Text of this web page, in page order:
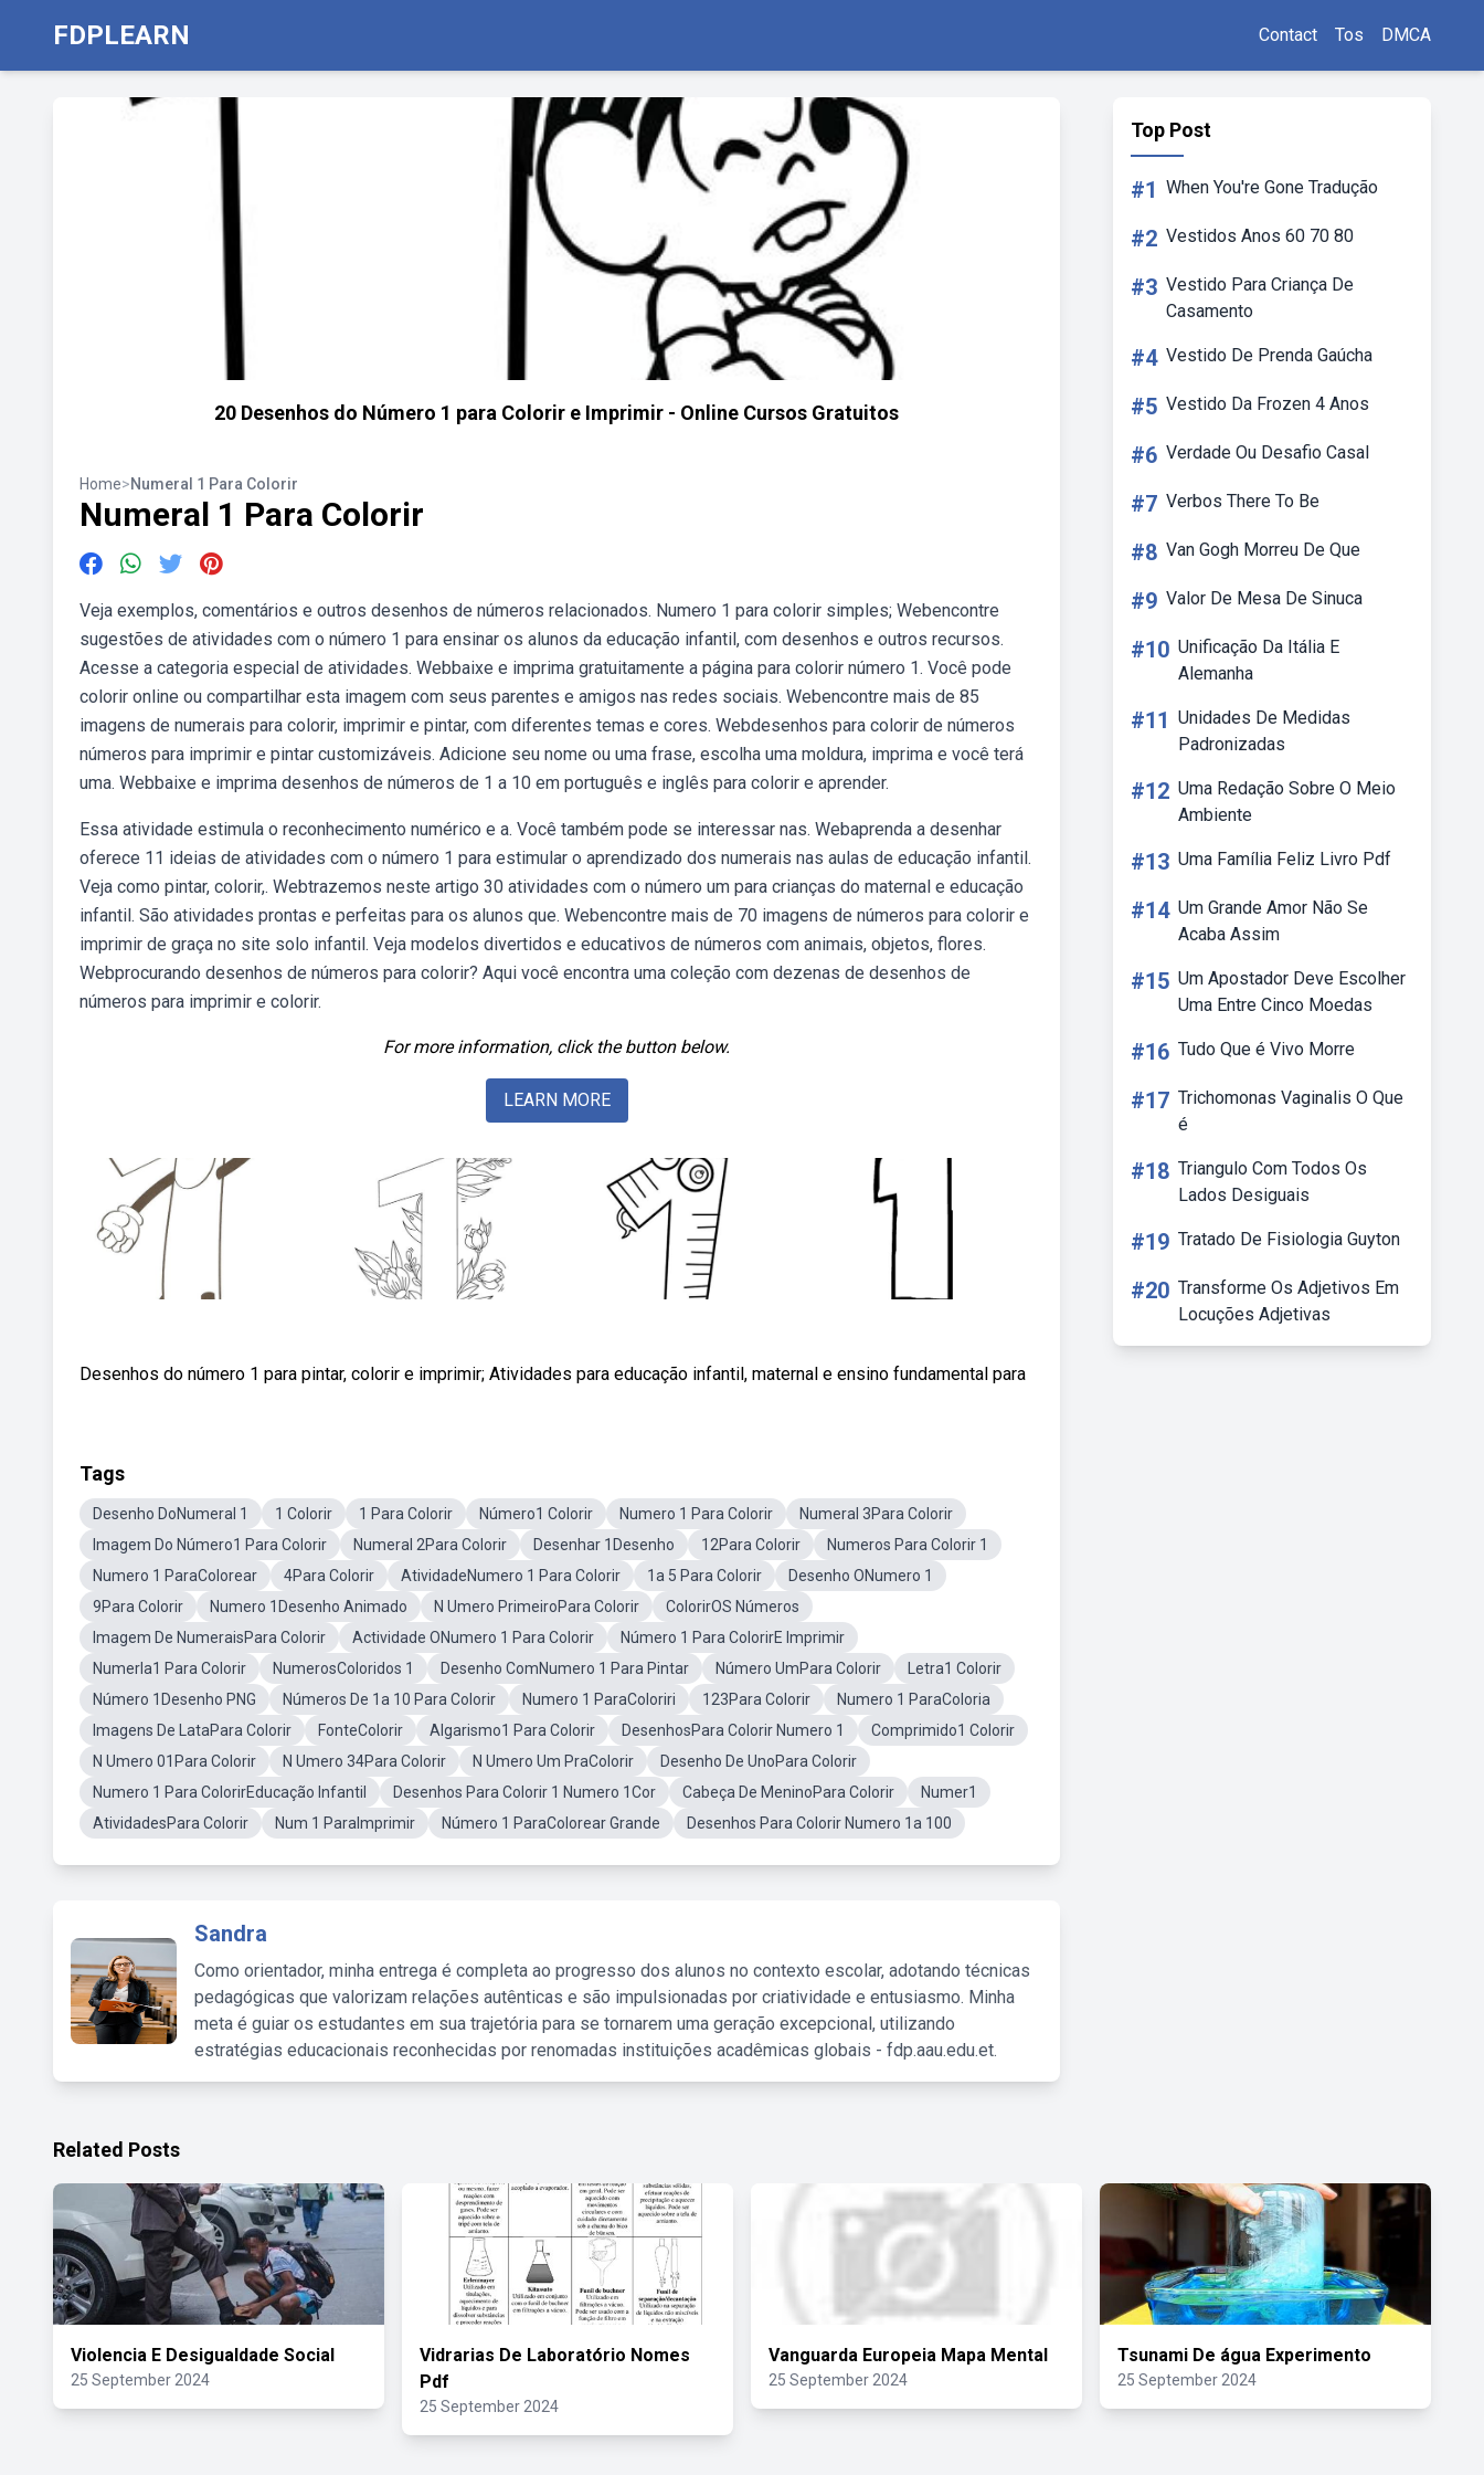
FDPLEARN Contact Tos DMCA
20 Desenhos do Número 1 para Colorir e Imprimir - Online Cursos Gratuitos
Home>Numeral 1 Para Colorir
Numeral 1 Para Colorir
Veja exemplos, comentários e outros desenhos de números relacionados. Numero 1 para colorir simples; Webencontre
sugestões de atividades com o número 1 para ensinar os alunos da educação infantil, com desenhos e outros recursos.
Acesse a categoria especial de atividades. Webbaixe e imprima gratuitamente a página para colorir número 1. Você pode
colorir online ou compartilhar esta imagem com seus parentes e amigos nas redes sociais. Webencontre mais de 85
imagens de numerais para colorir, imprimir e pintar, com diferentes temas e cores. Webdesenhos para colorir de números
números para imprimir e pintar customizáveis. Adicione seu nome ou uma frase, escolha uma moldura, imprima e você terá
uma. Webbaixe e imprima desenhos de números de 1 a 10 em português e inglês para colorir e aprender.
Essa atividade estimula o reconhecimento numérico e a. Você também pode se interessar nas. Webaprenda a desenhar
oferece 11 ideias de atividades com o número 1 para estimular o aprendizado dos numerais nas aulas de educação infantil.
Veja como pintar, colorir,. Webtrazemos neste artigo 30 atividades com o número um para crianças do maternal e educação
infantil. São atividades prontas e perfeitas para os alunos que. Webencontre mais de 70 imagens de números para colorir e
imprimir de graça no site solo infantil. Veja modelos divertidos e educativos de números com animais, objetos, flores.
Webprocurando desenhos de números para colorir? Aqui você encontra uma coleção com dezenas de desenhos de
números para imprimir e colorir.
For more information, click the button below.
LEARN MORE
Desenhos do número 1 para pintar, colorir e imprimir; Atividades para educação infantil, maternal e ensino fundamental para
Tags
Desenho DoNumeral 1 1 Colorir 1 Para Colorir Número1 Colorir Numero 1 Para Colorir
Numeral 3Para Colorir
Imagem Do Número1 Para Colorir
Numeral 2Para Colorir Desenhar 1Desenho 12Para Colorir
Numeros Para Colorir 1
Numero 1 ParaColorear
4Para Colorir AtividadeNumero 1 Para Colorir 1a 5 Para Colorir
Desenho ONumero 1
9Para Colorir
Numero 1Desenho Animado N Umero PrimeiroPara Colorir
ColorirOS Números
Imagem De NumeraisPara Colorir
Actividade ONumero 1 Para Colorir
Número 1 Para ColorirE Imprimir
Numerla1 Para Colorir
NumerosColoridos 1 Desenho ComNumero 1 Para Pintar Número UmPara Colorir
Letra1 Colorir
Número 1Desenho PNG
Números De 1a 10 Para Colorir Numero 1 ParaColoriri 123Para Colorir
Numero 1 ParaColoria
Imagens De LataPara Colorir
FonteColorir Algarismo1 Para Colorir DesenhosPara Colorir Numero 1
Comprimido1 Colorir
N Umero 01Para Colorir
N Umero 34Para Colorir N Umero Um PraColorir
Desenho De UnoPara Colorir
Numero 1 Para ColorirEducação Infantil
Desenhos Para Colorir 1 Numero 1Cor Cabeça De MeninoPara Colorir
Numer1
AtividadesPara Colorir
Num 1 ParaImprimir Número 1 ParaColorear Grande Desenhos Para Colorir Numero 1a 100
Sandra
Como orientador, minha entrega é completa ao progresso dos alunos no contexto escolar, adotando técnicas
pedagógicas que valorizam relações autênticas e são impulsionadas por criatividade e entusiasmo. Minha
meta é guiar os estudantes em sua trajetória para se tornarem uma geração excepcional, utilizando
estratégias educacionais reconhecidas por renomadas instituições acadêmicas globais - fdp.aau.edu.et.
Top Post
#1 When You're Gone Tradução
#2 Vestidos Anos 60 70 80
#3 Vestido Para Criança De
Casamento
#4 Vestido De Prenda Gaúcha
#5 Vestido Da Frozen 4 Anos
#6 Verdade Ou Desafio Casal
#7 Verbos There To Be
#8 Van Gogh Morreu De Que
#9 Valor De Mesa De Sinuca
#10 Unificação Da Itália E
Alemanha
#11 Unidades De Medidas
Padronizadas
#12 Uma Redação Sobre O Meio
Ambiente
#13 Uma Família Feliz Livro Pdf
#14 Um Grande Amor Não Se
Acaba Assim
#15 Um Apostador Deve Escolher
Uma Entre Cinco Moedas
#16 Tudo Que é Vivo Morre
#17 Trichomonas Vaginalis O Que
é
#18 Triangulo Com Todos Os
Lados Desiguais
#19 Tratado De Fisiologia Guyton
#20 Transforme Os Adjetivos Em
Locuções Adjetivas
Related Posts
Violencia E Desigualdade Social
25 September 2024
Vidrarias De Laboratório Nomes
Pdf
25 September 2024
Vanguarda Europeia Mapa Mental
25 September 2024
Tsunami De água Experimento
25 September 2024